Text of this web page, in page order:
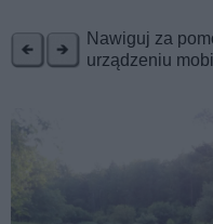
Nawiguj za
urządzeniu